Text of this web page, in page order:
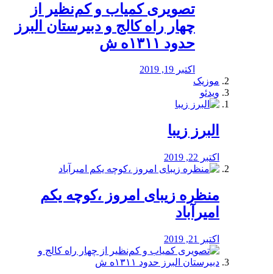
️تصویری کمیاب و کم‌نظیر از
چهار راه كالج و دبيرستان البرز
حدود ۱۳۱۱ه ش
اکتبر 19, 2019
موزیک
ویدئو
البرز زیبا
اکتبر 22, 2019
منظره‌‌ زیبای امروز ،کوچه یکم
امیرآباد
اکتبر 21, 2019